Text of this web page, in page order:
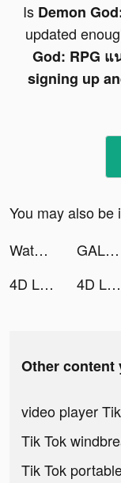
Is Demon
updated
God: RPG แ
signing up
You may also be
Water Sorting: Color Games tiktok ads
GALATEA: Novels & Love Stories tiktok ads
4D Livepics Wallpaper HD tiktok ads
4D Livepics Wallpaper HD tiktok ads
Other content
video player
Tik Tok
Tik Tok